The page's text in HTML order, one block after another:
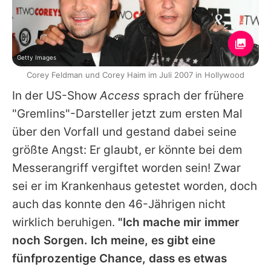
In der US-ShowAccess sprach der frühere
"Gremlins"-Darsteller jetzt zum ersten Mal
über den Vorfall und gestand dabei seine
größte Angst: Er glaubt, er könnte bei dem
Messerangriff vergiftet worden sein! Zwar
sei er im Krankenhaus getestet worden, doch
auch das konnte den 46-Jährigen nicht
wirklich beruhigen. "Ich mache mir immer
noch Sorgen. Ich meine, es gibt eine
fünfprozentige Chance, dass es etwas
Getty Images
Corey Feldman und Corey Haim im Juli 2007 in Hollywood